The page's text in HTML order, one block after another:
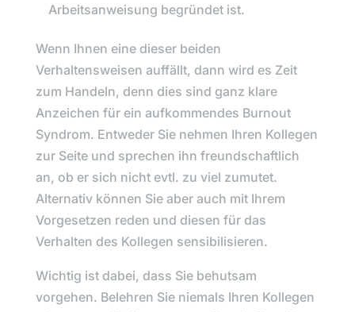
Arbeitsanweisung begründet ist.
Wenn Ihnen eine dieser beiden
Verhaltensweisen auffällt, dann wird es Zeit
zum Handeln, denn dies sind ganz klare
Anzeichen für ein aufkommendes Burnout
Syndrom. Entweder Sie nehmen Ihren Kollegen
zur Seite und sprechen ihn freundschaftlich
an, ob er sich nicht evtl. zu viel zumutet.
Alternativ können Sie aber auch mit Ihrem
Vorgesetzen reden und diesen für das
Verhalten des Kollegen sensibilisieren.
Wichtig ist dabei, dass Sie behutsam
vorgehen. Belehren Sie niemals Ihren Kollegen